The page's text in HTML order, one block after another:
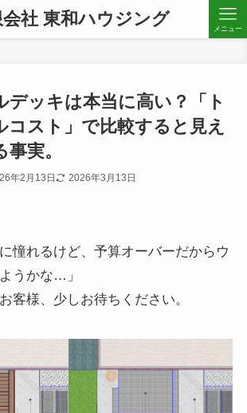
社 東和ハウジング メニュー
デッキは本当に高い？「ト
コスト」で比較すると見え
実。
年2月13日 2026年3月13日
憧れるけど、予算オーバーだからウ
うかな…」
客様、少しお待ちください。